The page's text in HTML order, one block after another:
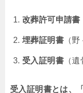
改葬許可申請書
埋葬証明書 （
受入証明書 （
受入証明書とは、